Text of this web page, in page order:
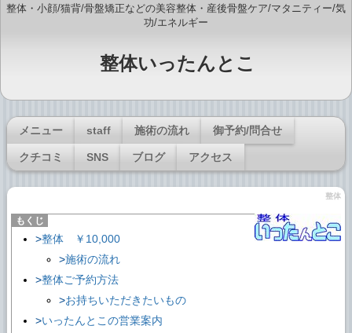
整体・小顔/猫背/骨盤矯正などの美容整体・産後骨盤ケア/マタニティー/気
功/エネルギー
整体いったんとこ
メニュー staff 施術の流れ 御予約/問合せ
クチコミ SNS ブログ アクセス
整体
整体 ￥10,000
施術の流れ
整体ご予約方法
お持ちいただきたいもの
いったんとこの営業案内